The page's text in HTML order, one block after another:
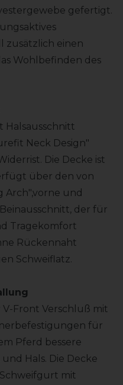
gefertigt.
zusätzlich einen
Wohlbefinden des
Halsausschnitt
Neck Design"
Die Decke ist
über den von
Arch",vorne und
der für
Tragekomfort
Rückennaht
Schweiflatz.
Front Verschluß mit
für
Pferd bessere
Hals. Die Decke
mit